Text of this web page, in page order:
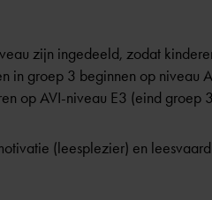
zijn ingedeeld, zodat
in groep 3 beginnen op niveau
op AVI-niveau E3 (eind groep
(leesplezier) en